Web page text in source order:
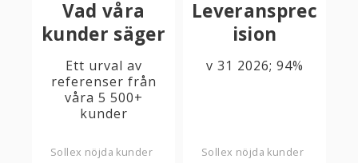
Vad våra
kunder säger
Ett urval av
referenser från
våra 5 500+
kunder
Sollex nöjda kunder
Leveransprec
ision
v 31 2026; 94%
Sollex nöjda kunder